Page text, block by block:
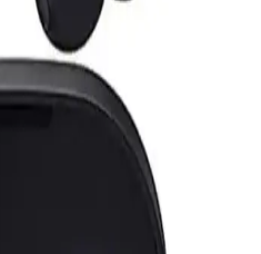
Spor Kulak İçi
gelişmiş ses teknolojisi
ideal kablosuz kulaklıklar sunar.
özelliğiyle öne çıkar.
Mini 3.5mm Dongle ile
Yeni Dönem